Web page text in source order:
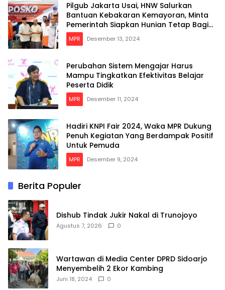
Pilgub Jakarta Usai, HNW Salurkan
Bantuan Kebakaran Kemayoran, Minta
Pemerintah Siapkan Hunian Tetap Bagi
Para Korban
MPR Desember 13, 2024
Perubahan Sistem Mengajar Harus
Mampu Tingkatkan Efektivitas Belajar
Peserta Didik
MPR Desember 11, 2024
Hadiri KNPI Fair 2024, Waka MPR Dukung
Penuh Kegiatan Yang Berdampak Positif
Untuk Pemuda
MPR Desember 9, 2024
Berita Populer
Dishub Tindak Jukir Nakal di Trunojoyo
Agustus 7, 2026 0
Wartawan di Media Center DPRD Sidoarjo
Menyembelih 2 Ekor Kambing
Juni 18, 2024 0